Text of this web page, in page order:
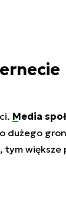
Media
dużego
tym